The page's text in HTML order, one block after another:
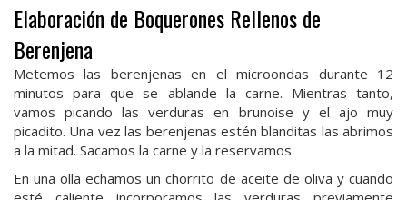
Elaboración de Boquerones Rellenos de
Berenjena
Metemos las berenjenas en el microondas durante 12
minutos para que se ablande la carne. Mientras tanto,
vamos picando las verduras en brunoise y el ajo muy
picadito. Una vez las berenjenas estén blanditas las abrimos
a la mitad. Sacamos la carne y la reservamos.
En una olla echamos un chorrito de aceite de oliva y cuando